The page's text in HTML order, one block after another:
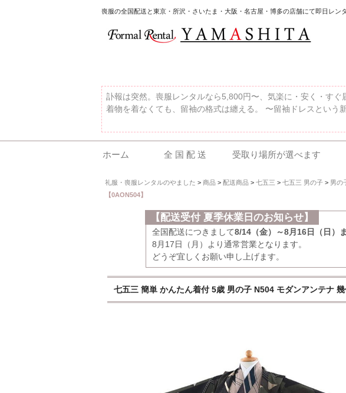
喪服の全国配送と東京・所沢・さいたま・大阪・名古屋・博多の店舗にて即日レン
訃報は突然。喪服レンタルなら5,800円〜、気楽に・安く・すぐ
着物を着なくても、留袖の格式は纏える。 〜留袖ドレスという
ホーム 全 国 配 送 受取り場所が選べます
礼服・喪服レンタルのやました > 商品> 配送商品> 七五三 > 七五三 男の子 > 男の
【0AON504】
【配送受付 夏季休業日のお知らせ】
全国配送につきまして8/14（金）～8月16日（日）
8月17日（月）より通常営業となります。
どうぞ宜しくお願い申し上げます。
七五三 簡単 かんたん着付 5歳 男の子 N504 モダンアンテナ